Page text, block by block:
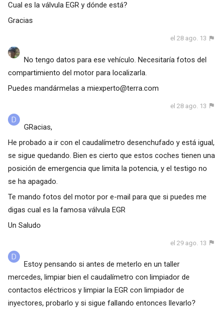
Cual es la válvula EGR y dónde está?
Gracias
el 28 ago. 13
No tengo datos para ese vehículo. Necesitaría fotos del
compartimiento del motor para localizarla.
Puedes mandármelas a miexperto@terra.com
el 28 ago. 13
GRacias,
He probado a ir con el caudalímetro desenchufado y está igual,
se sigue quedando. Bien es cierto que estos coches tienen una
posición de emergencia que limita la potencia, y el testigo no
se ha apagado.
Te mando fotos del motor por e-mail para que si puedes me
digas cual es la famosa válvula EGR
Un Saludo
el 29 ago. 13
Estoy pensando si antes de meterlo en un taller
mercedes, limpiar bien el caudalímetro con limpiador de
contactos eléctricos y limpiar la EGR con limpiador de
inyectores, probarlo y si sigue fallando entonces llevarlo?